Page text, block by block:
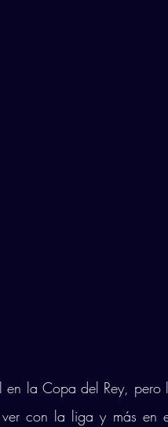
en la Copa del Rey,
con la liga y más en